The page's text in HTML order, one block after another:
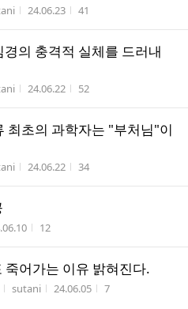
자 작성시간
24.06.23 조회수
41
의 충격적 실체를 드러내
자 작성시간
24.06.22 조회수
52
최초의 과학자는 "부처님"이
자 작성시간
24.06.22 조회수
34
시간 조회수
12
죽어가는 이유 밝혀진다.
작성자
sutani 작성시간
24.06.05 조회수
7